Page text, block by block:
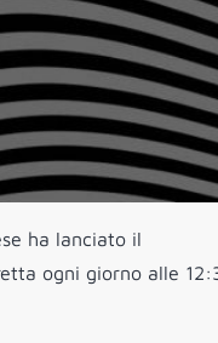
ha lanciato il
ogni giorno alle